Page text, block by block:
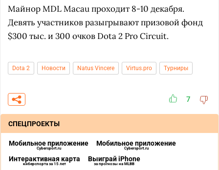
Майнор MDL Macau проходит 8-10 декабря.
Девять участников разыгрывают призовой фонд
$300 тыс. и 300 очков Dota 2 Pro Circuit.
Dota 2 Новости Natus Vincere Virtus.pro Турниры
7
СПЕЦПРОЕКТЫ
Мобильное приложение
Cybersport.ru
Мобильное приложение
Cybersport.ru
Интерактивная карта
киберспорта за 15 лет
Выиграй iPhone
за прогнозы на MLBB